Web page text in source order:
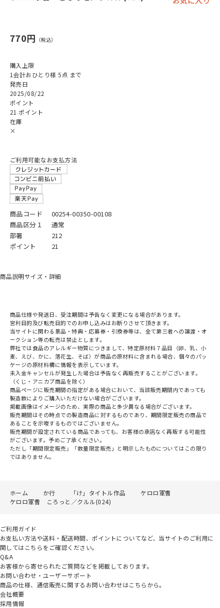
770円
購入上限
1会計おひとり様 5点 まで
発売日
2025/08/22
ポイント
21 ポイント
在庫
×
ご利用可能なお支払方法
商品コード
00254-00350-00108
商品区分１
通常
部署
212
ポイント
21
商品説明サイズ・詳細
商品仕様や発送日、受注期間は予告なく変更になる場合があります。
営利目的及び転売目的でのお申し込みはお断りさせて頂きます。
当サイトに関わる景品・特典・応募券・引換券等は、全て第三者への譲渡・オ
ークション等の転売は禁止とします。
弊社では食品のアレルギー物質につきまして、特定原材料７品目（卵、乳、小
麦、えび、かに、落花生、そば）が商品の原材料に含まれる場合、個々のパッ
ケージの原材料欄に情報を表示しています。
未入金キャンセルが発生した場合は予告なく再販売することがございます。
（くじ・アニカプ商品を除く）
商品ページに販売期間の指定がある場合において、当該販売期間内であっても
製造数によりご購入いただけない場合がございます。
掲載画像はイメージのため、実際の商品と多少異なる場合がございます。
販売期間はその時点での製造商品に対するものであり、期間限定販売の商品で
あることを示唆するものではございません。
販売期間が設定されている商品であっても、お客様の承諾なく再販する可能性
がございます。予めご了承ください。
ただし「期間限定販売」「数量限定販売」と明示したものについてはこの限り
ではありません。
ホーム か行 「け」タイトル作品
ケロロ軍曹
ケロロ軍曹 ころっと／クルル(024)
ご利用ガイド
お支払い方法や送料・配送時間、ポイントについてなど、当サイトのご利用に
関してはこちらをご確認ください。
Q&A
お客様から寄せられたご質問などを掲載しております。
お問い合わせ・ユーザーサポート
商品の仕様、通信販売に関するお問い合わせはこちらから。
会社概要
採用情報